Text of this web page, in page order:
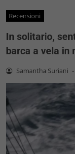
Recensioni
In solitario,
barca a vela in
Samantha Suriani -